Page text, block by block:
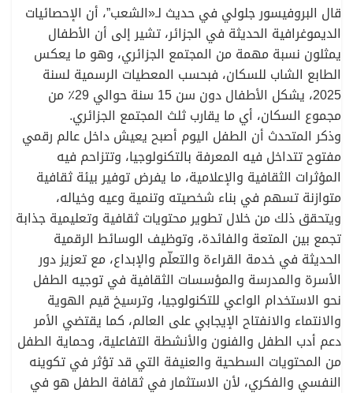
قال البروفيسور جلولي في حديث لـ«الشعب”، أن الإحصائيات
الديموغرافية الحديثة في الجزائر، تشير إلى أن الأطفال
يمثلون نسبة مهمة من المجتمع الجزائري، وهو ما يعكس
الطابع الشاب للسكان، فبحسب المعطيات الرسمية لسنة
2025، يشكل الأطفال دون سن 15 سنة حوالي 29٪ من
مجموع السكان، أي ما يقارب ثلث المجتمع الجزائري.
وذكر المتحدث أن الطفل اليوم أصبح يعيش داخل عالم رقمي
مفتوح تتداخل فيه المعرفة بالتكنولوجيا، وتتزاحم فيه
المؤثرات الثقافية والإعلامية، ما يفرض توفير بيئة ثقافية
متوازنة تسهم في بناء شخصيته وتنمية وعيه وخياله،
ويتحقق ذلك من خلال تطوير محتويات ثقافية وتعليمية جذابة
تجمع بين المتعة والفائدة، وتوظيف الوسائط الرقمية
الحديثة في خدمة القراءة والتعلّم والإبداع، مع تعزيز دور
الأسرة والمدرسة والمؤسسات الثقافية في توجيه الطفل
نحو الاستخدام الواعي للتكنولوجيا، وترسيخ قيم الهوية
والانتماء والانفتاح الإيجابي على العالم، كما يقتضي الأمر
دعم أدب الطفل والفنون والأنشطة التفاعلية، وحماية الطفل
من المحتويات السطحية والعنيفة التي قد تؤثر في تكوينه
النفسي والفكري، لأن الاستثمار في ثقافة الطفل هو في